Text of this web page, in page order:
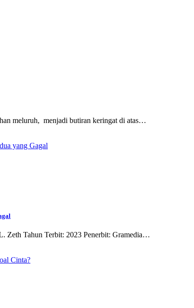
meluruh, menjadi butiran keringat di atas…
Zeth Tahun Terbit: 2023 Penerbit: Gramedia…